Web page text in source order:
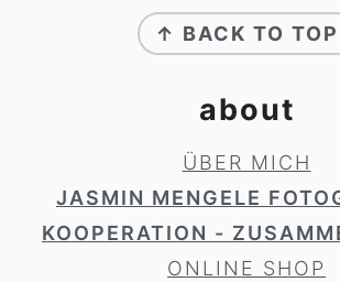
↑ BACK TO TOP
about
ÜBER MICH
JASMIN MENGELE
KOOPERATION -
ONLINE SHOP